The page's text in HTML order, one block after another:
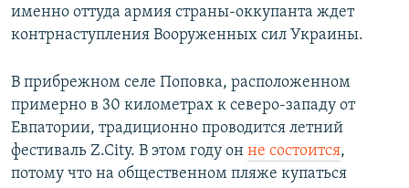
именно оттуда армия страны-оккупанта ждет
контрнаступления Вооруженных сил Украины.
В прибрежном селе Поповка, расположенном
примерно в 30 километрах к северо-западу от
Евпатории, традиционно проводится летний
фестиваль Z.City. В этом году он не состоится,
потому что на общественном пляже купаться